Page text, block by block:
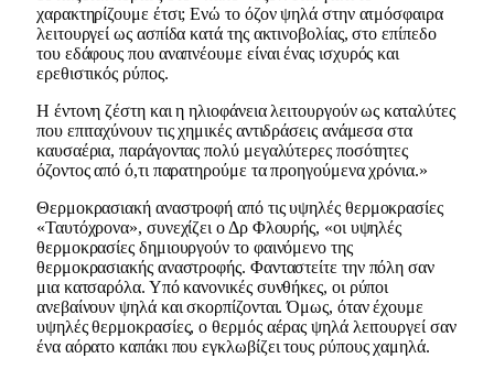
χαρακτηρίζουμε έτσι; Ενώ το όζον ψηλά στην ατμόσφαιρα
λειτουργεί ως ασπίδα κατά της ακτινοβολίας, στο επίπεδο
του εδάφους που αναπνέουμε είναι ένας ισχυρός και
ερεθιστικός ρύπος.
Η έντονη ζέστη και η ηλιοφάνεια λειτουργούν ως καταλύτες
που επιταχύνουν τις χημικές αντιδράσεις ανάμεσα στα
καυσαέρια, παράγοντας πολύ μεγαλύτερες ποσότητες
όζοντος από ό,τι παρατηρούμε τα προηγούμενα χρόνια.»
Θερμοκρασιακή αναστροφή από τις υψηλές θερμοκρασίες
«Ταυτόχρονα», συνεχίζει ο Δρ Φλουρής, «οι υψηλές
θερμοκρασίες δημιουργούν το φαινόμενο της
θερμοκρασιακής αναστροφής. Φανταστείτε την πόλη σαν
μια κατσαρόλα. Υπό κανονικές συνθήκες, οι ρύποι
ανεβαίνουν ψηλά και σκορπίζονται. Όμως, όταν έχουμε
υψηλές θερμοκρασίες, ο θερμός αέρας ψηλά λειτουργεί σαν
ένα αόρατο καπάκι που εγκλωβίζει τους ρύπους χαμηλά.